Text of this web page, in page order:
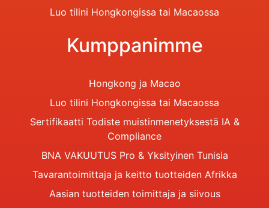
Luo tilini Hongkongissa tai Macaossa
Kumppanimme
Hongkong ja Macao
Luo tilini Hongkongissa tai Macaossa
Sertifikaatti Todiste muistinmenetyksestä IA &
Compliance
BNA VAKUUTUS Pro & Yksityinen Tunisia
Tavarantoimittaja ja keitto tuotteiden Afrikka
Aasian tuotteiden toimittaja ja siivous